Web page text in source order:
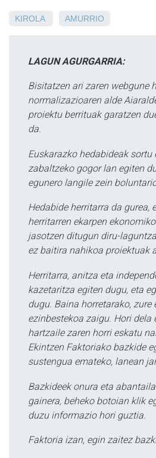
KIROLA AMURRIO
LAGUN AGURGARRIA:
Bisitatzen ari zaren webgune
normalizazioaren alde
proiektu berrituak garatzen
da.
Euskarazko hedabideak sortu
zabaltzeko gogor lan egiten
egunero langile zein
Hedabide herritarra da gurea,
herritarren ekarpen
jasotzen ditugun diru-
ez baitira nahikoa proiektuak
Herritarra, anitza eta
kazetaritza egiten dugu, eta
dugu. Baina horretarako, zure
ezinbestekoa zaigu. Hori dela
hartzaile zaren horri eskatu
Ekintzen Faktoriako bazkide
sustengua emateko, lanean
Bazkideek onura eta
gainera, beheko botoian klik
duzu informazio hori guztia.
Faktoria izan, egin zaitez